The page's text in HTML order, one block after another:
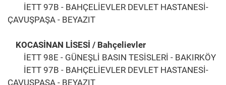
İETT 97B - BAHÇELİEVLER DEVLET HASTANESİ-
ÇAVUŞPAŞA - BEYAZIT
KOCASİNAN LİSESİ / Bahçelievler
İETT 98E - GÜNEŞLİ BASIN TESİSLERİ - BAKIRKÖY
İETT 97B - BAHÇELİEVLER DEVLET HASTANESİ-
ÇAVUŞPAŞA - BEYAZIT